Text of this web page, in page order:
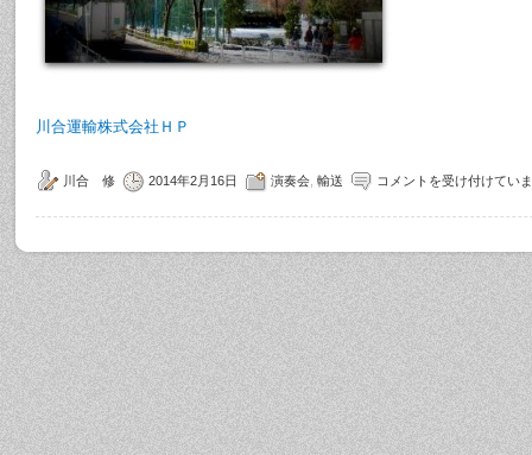
川合運輸株式会社ＨＰ
川合 修 2014年2月16日 演奏会 輸送 コメントを受け付けてい